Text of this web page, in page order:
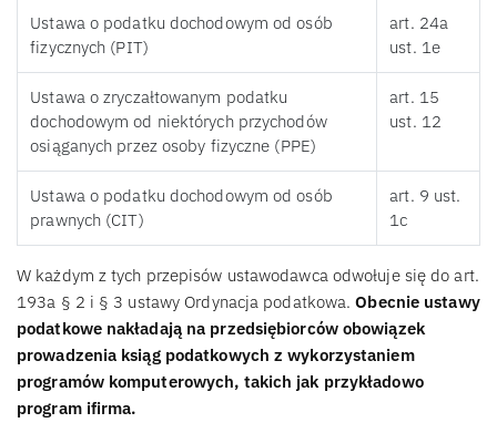
Ustawa o podatku dochodowym od osób
fizycznych (PIT)
art. 24a
ust. 1e
Ustawa o zryczałtowanym podatku
dochodowym od niektórych przychodów
osiąganych przez osoby fizyczne (PPE)
art. 15
ust. 12
Ustawa o podatku dochodowym od osób
prawnych (CIT)
art. 9 ust.
1c
W każdym z tych przepisów ustawodawca odwołuje się do art.
193a § 2 i § 3 ustawy Ordynacja podatkowa. Obecnie ustawy
podatkowe nakładają na przedsiębiorców obowiązek
prowadzenia ksiąg podatkowych z wykorzystaniem
programów komputerowych, takich jak przykładowo
program ifirma.